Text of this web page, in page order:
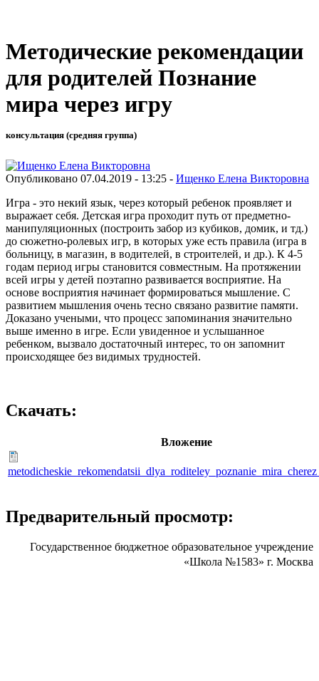
Методические рекомендации
для родителей Познание
мира через игру
консультация (средняя группа)
Опубликовано 07.04.2019 - 13:25 - Ищенко Елена Викторовна
Игра - это некий язык, через который ребенок проявляет и
выражает себя. Детская игра проходит путь от предметно-
манипуляционных (построить забор из кубиков, домик, и тд.)
до сюжетно-ролевых игр, в которых уже есть правила (игра в
больницу, в магазин, в водителей, в строителей, и др.). К 4-5
годам период игры становится совместным. На протяжении
всей игры у детей поэтапно развивается восприятие. На
основе восприятия начинает формироваться мышление. С
развитием мышления очень тесно связано развитие памяти.
Доказано учеными, что процесс запоминания значительно
выше именно в игре. Если увиденное и услышанное
ребенком, вызвало достаточный интерес, то он запомнит
происходящее без видимых трудностей.
Скачать:
Вложение
Предварительный просмотр:
Государственное бюджетное образовательное учреждение
«Школа №1583» г. Москва